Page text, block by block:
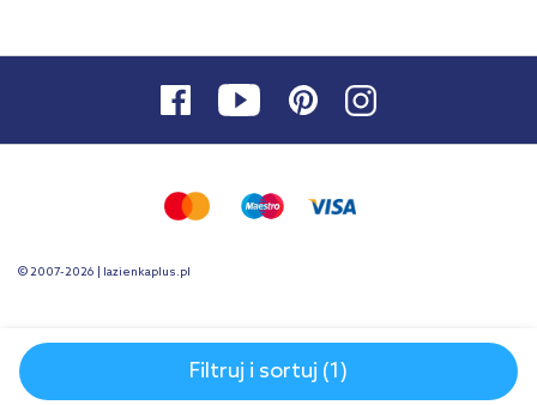
© 2007-2026 | lazienkaplus.pl
Filtruj i sortuj (1)